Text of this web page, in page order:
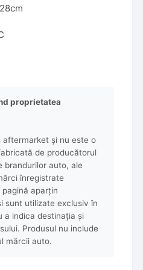
proprietatea
aftermarket și nu este o
de producătorul
brandurilor auto, ale
înregistrate
aparțin
sunt utilizate exclusiv în
a indica destinația și
Produsul nu include
mărcii auto.